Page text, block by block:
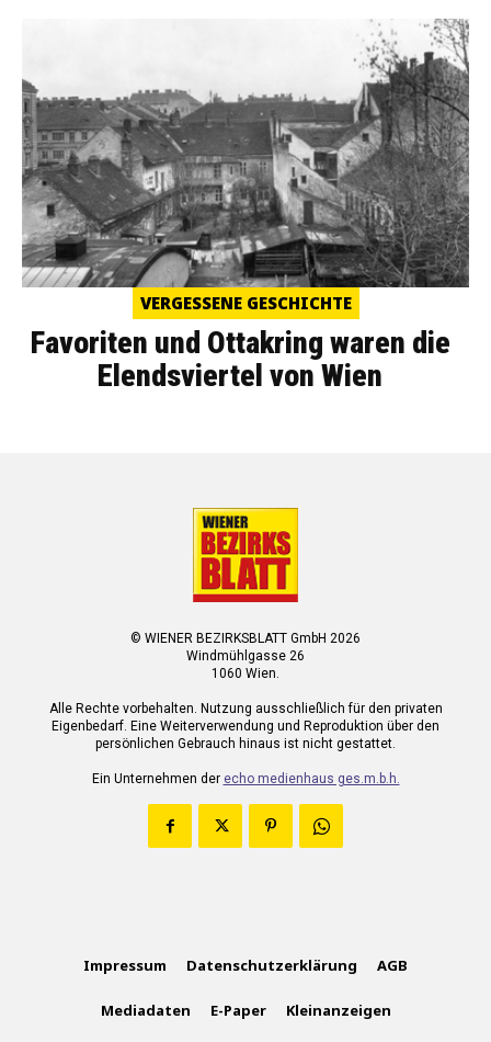
VERGESSENE GESCHICHTE
Favoriten und Ottakring waren die
Elendsviertel von Wien
© WIENER BEZIRKSBLATT GmbH 2026
Windmühlgasse 26
1060 Wien.
Alle Rechte vorbehalten. Nutzung ausschließlich für den privaten
Eigenbedarf. Eine Weiterverwendung und Reproduktion über den
persönlichen Gebrauch hinaus ist nicht gestattet.
Ein Unternehmen der echo medienhaus ges.m.b.h.
Impressum Datenschutzerklärung AGB
Mediadaten E-Paper Kleinanzeigen